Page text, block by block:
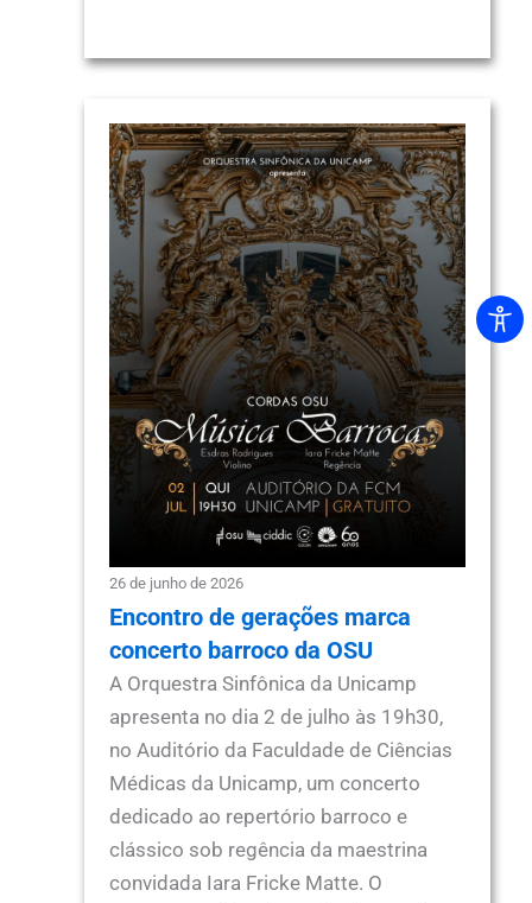
26 de junho de 2026
Encontro de gerações marca
concerto barroco da OSU
A Orquestra Sinfônica da Unicamp
apresenta no dia 2 de julho às 19h30,
no Auditório da Faculdade de Ciências
Médicas da Unicamp, um concerto
dedicado ao repertório barroco e
clássico sob regência da maestrina
convidada Iara Fricke Matte. O